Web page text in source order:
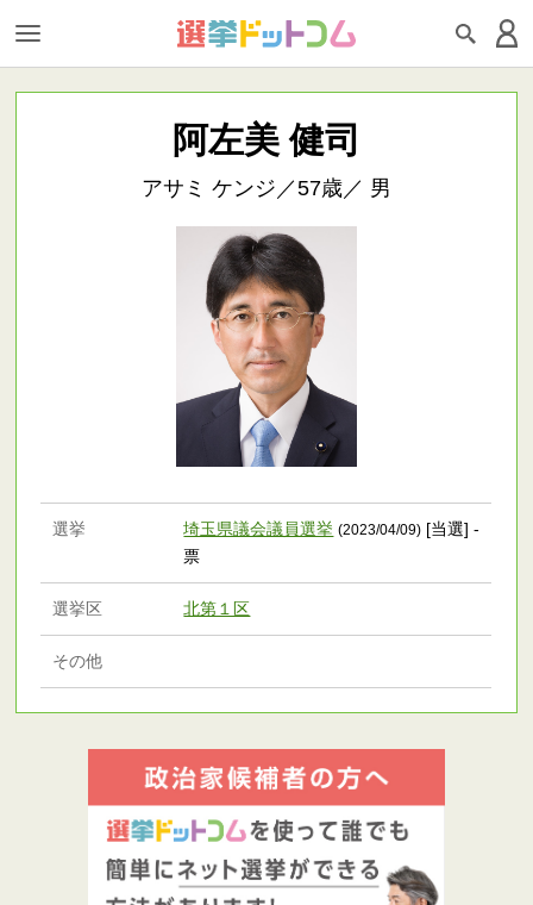
阿左美 健司
アサミ ケンジ／57歳／ 男
選挙 埼玉県議会議員選挙 (2023/04/09) [当選] -
票
選挙区 北第１区
その他